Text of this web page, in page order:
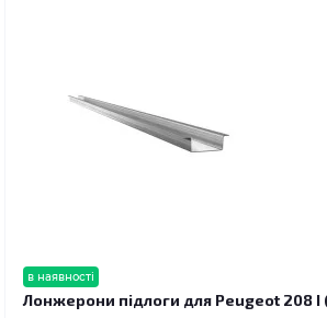
в наявності
Лонжерони підлоги для Peugeot 208 I